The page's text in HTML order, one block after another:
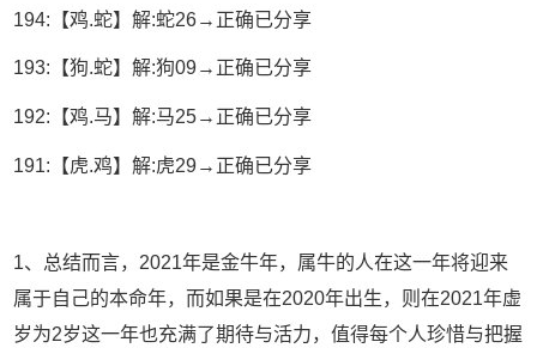
194:【鸡.蛇】解:蛇26→正确已分享
193:【狗.蛇】解:狗09→正确已分享
192:【鸡.马】解:马25→正确已分享
191:【虎.鸡】解:虎29→正确已分享
1、总结而言，2021年是金牛年，属牛的人在这一年将迎来
属于自己的本命年，而如果是在2020年出生，则在2021年虚
岁为2岁这一年也充满了期待与活力，值得每个人珍惜与把握